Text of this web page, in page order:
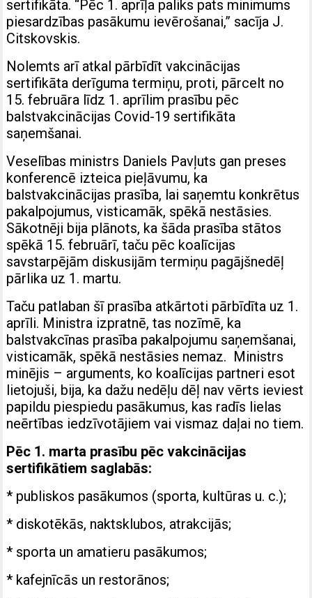
sertifikāta. “Pēc 1. aprīļa paliks pats minimums
piesardzības pasākumu ievērošanai,” sacīja J.
Citskovskis.
Nolemts arī atkal pārbīdīt vakcinācijas
sertifikāta derīguma termiņu, proti, pārcelt no
15. februāra līdz 1. aprīlim prasību pēc
balstvakcinācijas Covid-19 sertifikāta
saņemšanai.
Veselības ministrs Daniels Pav­ļuts gan preses
konferencē izteica pieļāvumu, ka
balstvakcinācijas prasība, lai saņemtu konkrētus
pakalpojumus, visticamāk, spēkā nestāsies.
Sākotnēji bija plānots, ka šāda prasība stātos
spēkā 15. februārī, taču pēc koalīcijas
savstarpējām diskusijām termiņu pagājšnedēļ
pārlika uz 1. martu.
Taču patlaban šī prasība atkārtoti pārbīdīta uz 1.
aprīli. Ministra izpratnē, tas nozīmē, ka
balstvakcīnas prasība pakalpojumu saņemšanai,
visticamāk, spēkā nestāsies nemaz. Ministrs
minējis – arguments, ko koalīcijas partneri esot
lietojuši, bija, ka dažu nedēļu dēļ nav vērts ieviest
papildu piespiedu pasākumus, kas radīs lielas
neērtības iedzīvotājiem vai vismaz daļai no tiem.
Pēc 1. marta prasību pēc vakcinācijas
sertifikātiem saglabās:
* publiskos pasākumos (sporta, kultūras u. c.);
* diskotēkās, naktsklubos, atrakcijās;
* sporta un amatieru pasākumos;
* kafejnīcās un restorānos;